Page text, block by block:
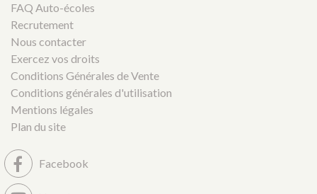
FAQ Auto-écoles
Recrutement
Nous contacter
Exercez vos droits
Conditions Générales de Vente
Conditions générales d'utilisation
Mentions légales
Plan du site
Facebook